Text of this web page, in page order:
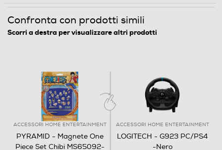
Confronta con prodotti simili
Scorri a destra per visualizzare altri prodotti
ACCESSORI HOME ENTERTAINMENT
PYRAMID - Magnete One
Piece Set Chibi MS65092-
ACCESSORI HOME ENTERTAINMENT
LOGITECH - G923 PC/PS4
-Nero